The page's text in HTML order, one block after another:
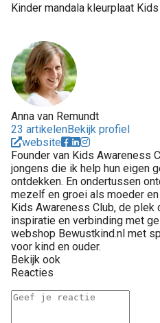
Kinder mandala kleurplaat
Anna van Remundt
23 artikelenBekijk profiel
website
Founder van Kids Awareness
jongens die ik help hun eigen
ontdekken. En ondertussen
mezelf en groei als moeder
Kids Awareness Club, de
inspiratie en verbinding met
webshop Bewustkind.nl met
voor kind en ouder.
Bekijk ook
Reacties